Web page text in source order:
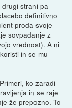
drugi strani pa
definitivno
proda svoje
sovpadanje z
vrednost). A ni
in se mu
ko zaradi
in se raje
že prepozno. To